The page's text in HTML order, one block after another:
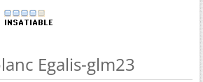
Egalis-glm23